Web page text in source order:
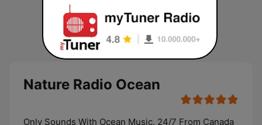
Nature Radio Ocean
Only Sounds With Ocean Music. 24/7 From Canada